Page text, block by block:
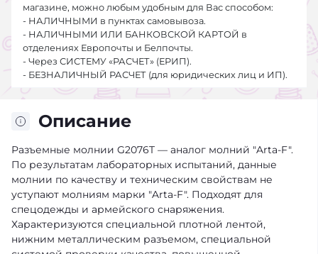
Описание
Разъемные молнии G2076T — аналог молний "Arta-F".
По результатам лабораторных испытаний, данные
молнии по качеству и техническим свойствам не
уступают молниям марки "Arta-F". Подходят для
спецодежды и армейского снаряжения.
Характеризуются специальной плотной лентой,
нижним металлическим разъемом, специальной
магазине, можно любым удобным для Вас способом:
- НАЛИЧНЫМИ в пунктах самовывоза.
- НАЛИЧНЫМИ ИЛИ БАНКОВСКОЙ КАРТОЙ в
отделениях Европочты и Белпочты.
- Через СИСТЕМУ «РАСЧЕТ» (ЕРИП).
- БЕЗНАЛИЧНЫЙ РАСЧЕТ (для юридических лиц и ИП).